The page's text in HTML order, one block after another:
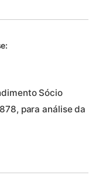
Sócio
para análise da